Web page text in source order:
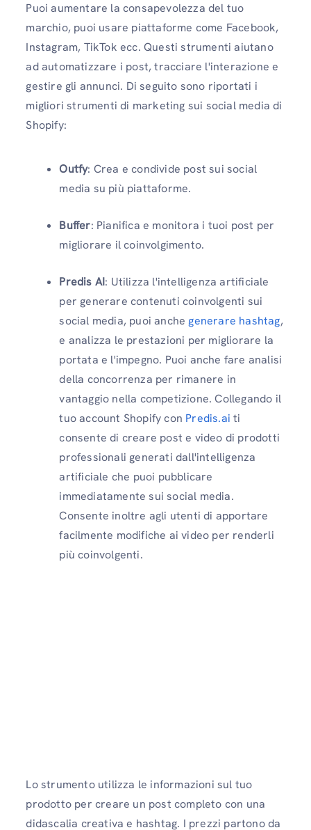
Puoi aumentare la consapevolezza del tuo
marchio, puoi usare piattaforme come Facebook,
Instagram, TikTok ecc. Questi strumenti aiutano
ad automatizzare i post, tracciare l'interazione e
gestire gli annunci. Di seguito sono riportati i
migliori strumenti di marketing sui social media di
Shopify:
Outfy: Crea e condivide post sui social
media su più piattaforme.
Buffer: Pianifica e monitora i tuoi post per
migliorare il coinvolgimento.
Predis AI: Utilizza l'intelligenza artificiale
per generare contenuti coinvolgenti sui
social media, puoi anchegenerare hashtag,
e analizza le prestazioni per migliorare la
portata e l'impegno. Puoi anche fare analisi
della concorrenza per rimanere in
vantaggio nella competizione. Collegando il
tuo account Shopify con Predis.aiti
consente di creare post e video di prodotti
professionali generati dall'intelligenza
artificiale che puoi pubblicare
immediatamente sui social media.
Consente inoltre agli utenti di apportare
facilmente modifiche ai video per renderli
più coinvolgenti.
Lo strumento utilizza le informazioni sul tuo
prodotto per creare un post completo con una
didascalia creativa e hashtag. I prezzi partono da